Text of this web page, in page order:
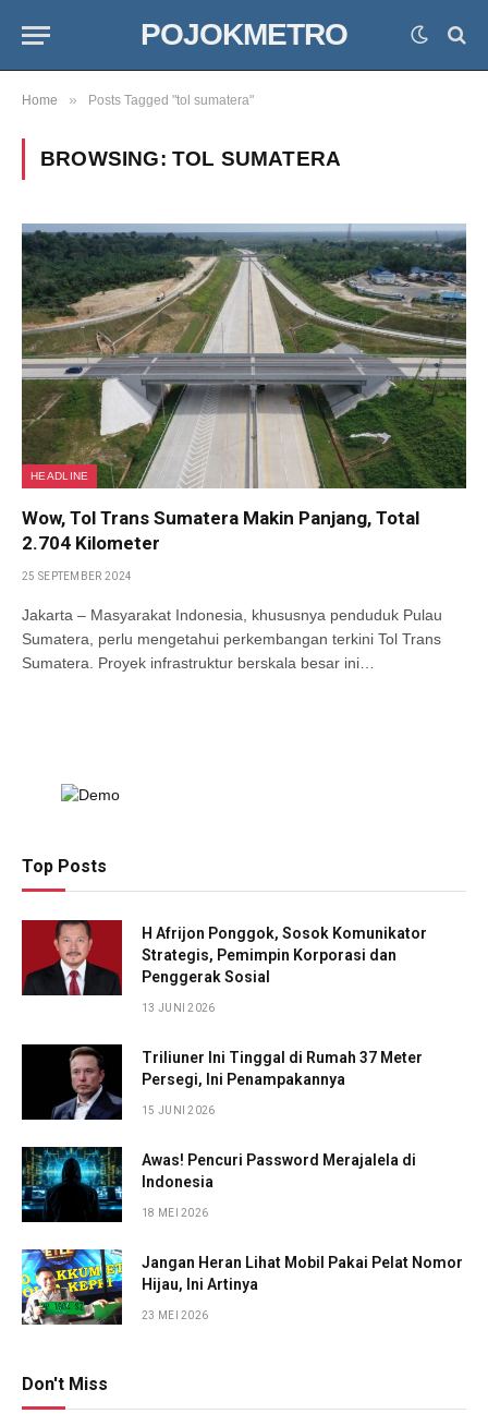
POJOKMETRO
Home » Posts Tagged "tol sumatera"
BROWSING: TOL SUMATERA
HEADLINE
Wow, Tol Trans Sumatera Makin Panjang, Total
2.704 Kilometer
25 SEPTEMBER 2024
Jakarta – Masyarakat Indonesia, khususnya penduduk Pulau
Sumatera, perlu mengetahui perkembangan terkini Tol Trans
Sumatera. Proyek infrastruktur berskala besar ini…
Top Posts
H Afrijon Ponggok, Sosok Komunikator
Strategis, Pemimpin Korporasi dan
Penggerak Sosial
13 JUNI 2026
Triliuner Ini Tinggal di Rumah 37 Meter
Persegi, Ini Penampakannya
15 JUNI 2026
Awas! Pencuri Password Merajalela di
Indonesia
18 MEI 2026
Jangan Heran Lihat Mobil Pakai Pelat Nomor
Hijau, Ini Artinya
23 MEI 2026
Don't Miss